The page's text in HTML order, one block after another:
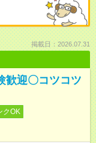
掲載日：2026.07.31
歓迎〇コツコツ
クOK